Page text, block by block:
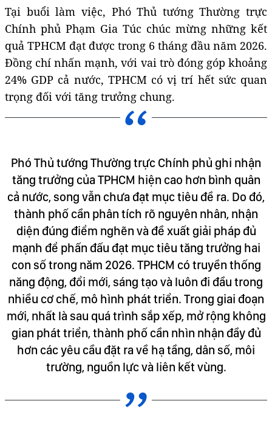
Tại buổi làm việc, Phó Thủ tướng Thường trực
Chính phủ Phạm Gia Túc chúc mừng những kết
quả TPHCM đạt được trong 6 tháng đầu năm 2026.
Đồng chí nhấn mạnh, với vai trò đóng góp khoảng
24% GDP cả nước, TPHCM có vị trí hết sức quan
trọng đối với tăng trưởng chung.
Phó Thủ tướng Thường trực Chính phủ ghi nhận
tăng trưởng của TPHCM hiện cao hơn bình quân
cả nước, song vẫn chưa đạt mục tiêu đề ra. Do đó,
thành phố cần phân tích rõ nguyên nhân, nhận
diện đúng điểm nghẽn và đề xuất giải pháp đủ
mạnh để phấn đấu đạt mục tiêu tăng trưởng hai
con số trong năm 2026. TPHCM có truyền thống
năng động, đổi mới, sáng tạo và luôn đi đầu trong
nhiều cơ chế, mô hình phát triển. Trong giai đoạn
mới, nhất là sau quá trình sắp xếp, mở rộng không
gian phát triển, thành phố cần nhìn nhận đầy đủ
hơn các yêu cầu đặt ra về hạ tầng, dân số, môi
trường, nguồn lực và liên kết vùng.